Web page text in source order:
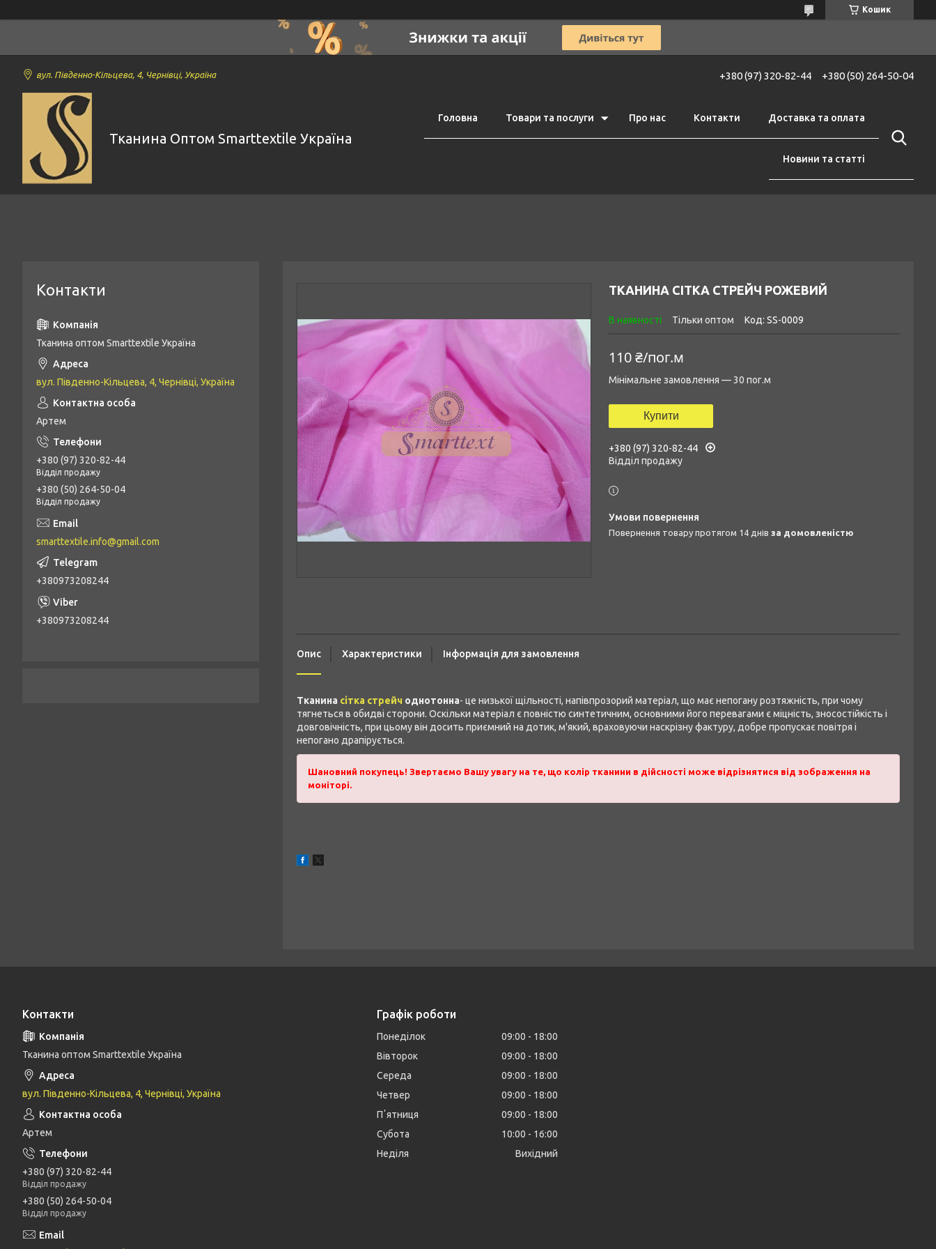
Кошик
вул. Південно-Кільцева, 4, Чернівці, Україна +380 (97) 320-82-44 +380 (50) 264-50-04
Тканина Оптом Smarttextile Україна
Головна Товари та послуги Про нас Контакти Доставка та оплата
Новини та статті
ТКАНИНА СІТКА СТРЕЙЧ РОЖЕВИЙ
В наявності Тільки оптом Код: SS-0009
110 ₴/пог.м
Мінімальне замовлення — 30 пог.м
Купити
+380 (97) 320-82-44
Відділ продажу
повернення товару протягом 14 днів за домовленістю
Опис Характеристики Інформація для замовлення
Тканина сітка стрейч однотонна- це низької щільності, напівпрозорий матеріал, що має непогану розтяжність, при чому
тягнеться в обидві сторони. Оскільки матеріал є повністю синтетичним, основними його перевагами є міцність, зносостійкість і
довговічність, при цьому він досить приємний на дотик, м'який, враховуючи наскрізну фактуру, добре пропускає повітря і
непогано драпірується.
Шановний покупець! Звертаємо Вашу увагу на те, що колір тканини в дійсності може відрізнятися від зображення на
моніторі.
Контакти
Тканина оптом Smarttextile Україна
вул. Південно-Кільцева, 4, Чернівці, Україна
Артем
+380 (97) 320-82-44
Відділ продажу
+380 (50) 264-50-04
Відділ продажу
smarttextile.info@gmail.com
+380973208244
+380973208244
Контакти
Тканина оптом Smarttextile Україна
вул. Південно-Кільцева, 4, Чернівці, Україна
Артем
+380 (97) 320-82-44
Відділ продажу
+380 (50) 264-50-04
Відділ продажу
Графік роботи
Понеділок 09:00
18:00
Вівторок
09:00
18:00
Середа
09:00
18:00
Четвер
09:00
18:00
Пʼятниця
09:00
18:00
Субота
10:00
16:00
Неділя
Вихідний